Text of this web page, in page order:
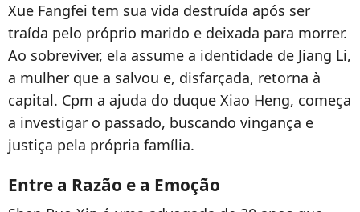
Xue Fangfei tem sua vida destruída após ser
traída pelo próprio marido e deixada para morrer.
Ao sobreviver, ela assume a identidade de Jiang Li,
a mulher que a salvou e, disfarçada, retorna à
capital. Cpm a ajuda do duque Xiao Heng, começa
a investigar o passado, buscando vingança e
justiça pela própria família.
Entre a Razão e a Emoção